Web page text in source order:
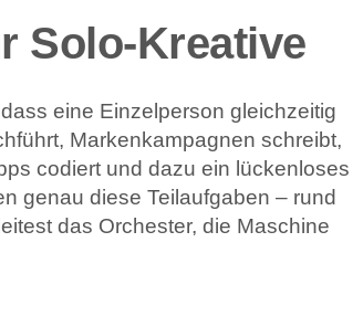
Solo-Kreative
eine Einzelperson gleichzeitig
Marken­kampagnen schreibt,
codiert und dazu ein lückenloses
genau diese Teilaufgaben – rund
das Orchester, die Maschine